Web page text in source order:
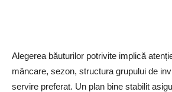
Alegerea băuturilor potrivite implică
mâncare, sezon, structura grupului de
servire preferat. Un plan bine stabilit